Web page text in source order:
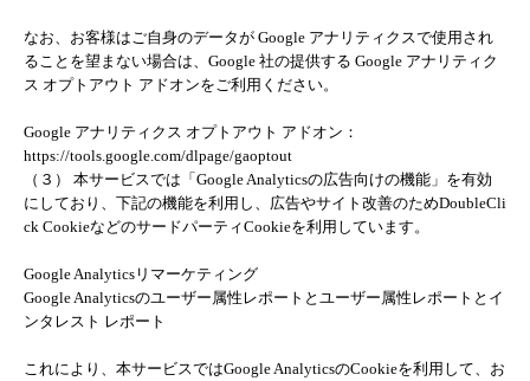
なお、お客様はご自身のデータが Google アナリティクスで使用され
ることを望まない場合は、Google 社の提供する Google アナリティク
ス オプトアウト アドオンをご利用ください。
Google アナリティクス オプトアウト アドオン：
https://tools.google.com/dlpage/gaoptout
（３） 本サービスでは「Google Analyticsの広告向けの機能」を有効
にしており、下記の機能を利用し、広告やサイト改善のためDoubleCli
ck CookieなどのサードパーティCookieを利用しています。
Google Analyticsリマーケティング
Google Analyticsのユーザー属性レポートとユーザー属性レポートとイ
ンタレスト レポート
これにより、本サービスではGoogle AnalyticsのCookieを利用して、お